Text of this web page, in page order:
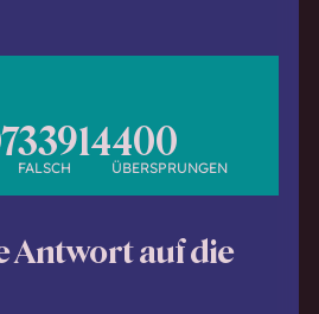
33914
FALSCH
400
ÜBERSPRUNGEN
Antwort auf die